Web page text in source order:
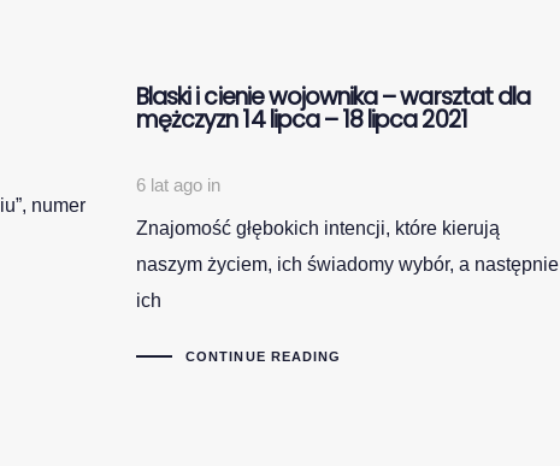
numer
Blaski i cienie wojownika – warsztat dla
mężczyzn 14 lipca – 18 lipca 2021
6 lat ago in
Znajomość głębokich intencji, które kierują
naszym życiem, ich świadomy wybór, a następnie
ich
CONTINUE READING